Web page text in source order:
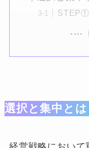
STEP①
選択と集中と